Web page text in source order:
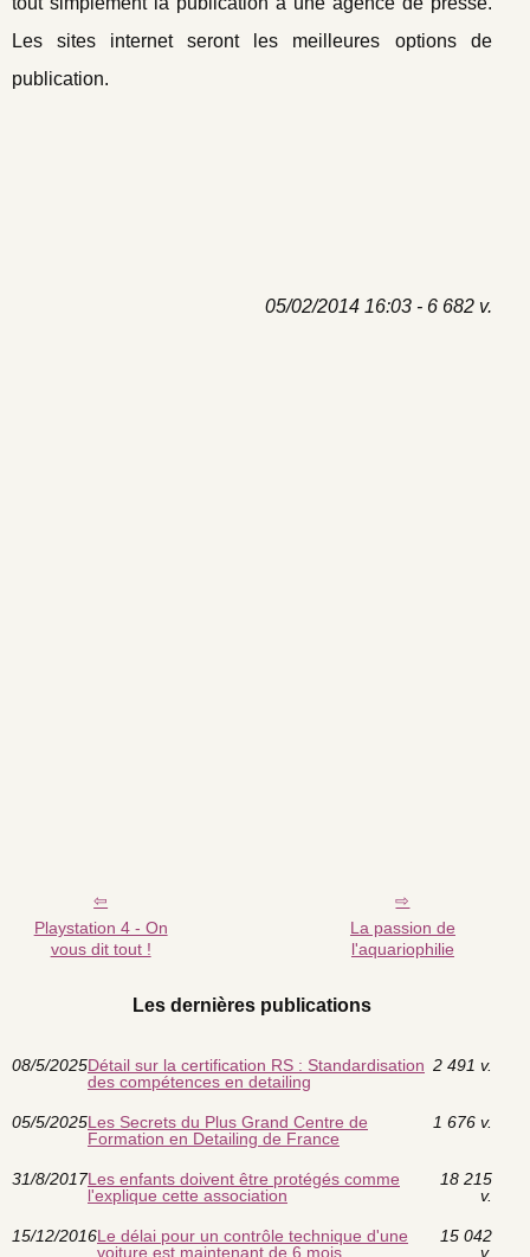
Les sites internet seront les meilleures options de
publication.
05/02/2014 16:03 - 6 682 v.
Playstation 4 - On
vous dit tout !
La passion de
l'aquariophilie
Les dernières publications
08/5/2025Détail sur la certification RS : Standardisation
des compétences en detailing
2 491 v.
05/5/2025Les Secrets du Plus Grand Centre de
Formation en Detailing de France
1 676 v.
31/8/2017Les enfants doivent être protégés comme
l'explique cette association
18 215
v.
15/12/2016Le délai pour un contrôle technique d'une
voiture est maintenant de 6 mois
15 042
v.